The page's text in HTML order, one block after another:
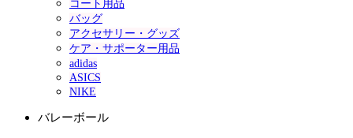
コート用品
バッグ
アクセサリー・グッズ
ケア・サポーター用品
adidas
ASICS
NIKE
バレーボール